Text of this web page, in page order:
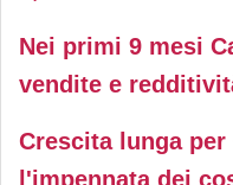
Nei primi 9 mesi
vendite e
Crescita lunga
l'impennata dei